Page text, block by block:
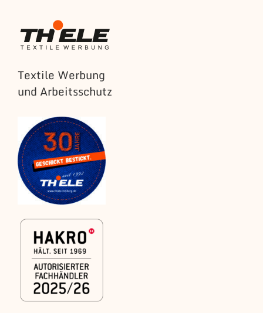
Textile Werbung
und Arbeitsschutz